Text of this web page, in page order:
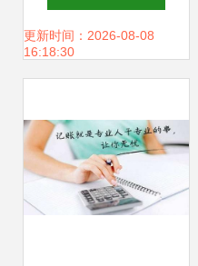
更新时间：2026-08-08
16:18:30